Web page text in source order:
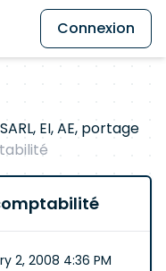
Connexion
EI, AE, portage
2, 2008 4:36 PM